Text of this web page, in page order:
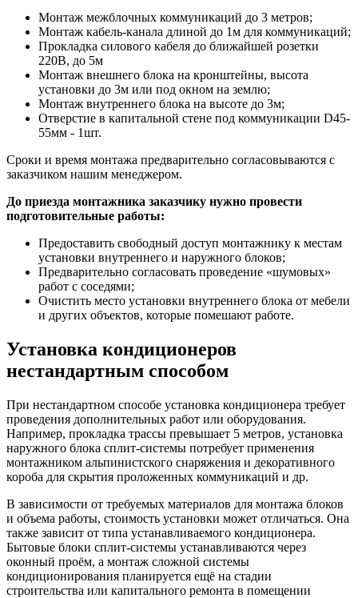
Монтаж межблочных коммуникаций до 3 метров;
Монтаж кабель-канала длиной до 1м для коммуникаций;
Прокладка силового кабеля до ближайшей розетки
220В, до 5м
Монтаж внешнего блока на кронштейны, высота
установки до 3м или под окном на землю;
Монтаж внутреннего блока на высоте до 3м;
Отверстие в капитальной стене под коммуникации D45-
55мм - 1шт.
Сроки и время монтажа предварительно согласовываются с
заказчиком нашим менеджером.
До приезда монтажника заказчику нужно провести
подготовительные работы:
Предоставить свободный доступ монтажнику к местам
установки внутреннего и наружного блоков;
Предварительно согласовать проведение «шумовых»
работ с соседями;
Очистить место установки внутреннего блока от мебели
и других объектов, которые помешают работе.
Установка кондиционеров
нестандартным способом
При нестандартном способе установка кондиционера требует
проведения дополнительных работ или оборудования.
Например, прокладка трассы превышает 5 метров, установка
наружного блока сплит-системы потребует применения
монтажником альпинистского снаряжения и декоративного
короба для скрытия проложенных коммуникаций и др.
В зависимости от требуемых материалов для монтажа блоков
и объема работы, стоимость установки может отличаться. Она
также зависит от типа устанавливаемого кондиционера.
Бытовые блоки сплит-системы устанавливаются через
оконный проём, а монтаж сложной системы
кондиционирования планируется ещё на стадии
строительства или капитального ремонта в помещении